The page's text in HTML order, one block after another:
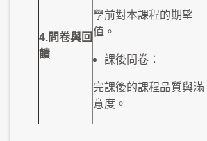
4.問卷與回
饋
學前對本課程的期望
值。
課後問卷：
完課後的課程品質與滿
意度。